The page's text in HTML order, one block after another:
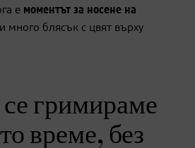
е моментът за носене на
и много блясък с цвят върху
гримираме
време, без